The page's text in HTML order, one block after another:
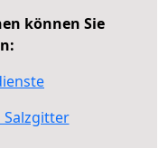
können Sie